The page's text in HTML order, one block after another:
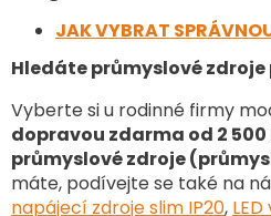
JAK VYBRAT
Hledáte průmyslové zdroje
Vyberte si u rodinné firmy
dopravou zdarma od 2 500
průmyslové zdroje
máte, podívejte se také na
napájecí zdroje slim IP20,